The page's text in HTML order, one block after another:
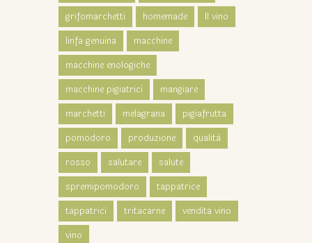
grifomarchetti
homemade
Il vino
linfa genuina
macchine
macchine enologiche
macchine pigiatrici
mangiare
marchetti
melagrana
pigiafrutta
pomodoro
produzione
qualità
rosso
salutare
salute
spremipomodoro
tappatrice
tappatrici
tritacarne
vendita vino
vino